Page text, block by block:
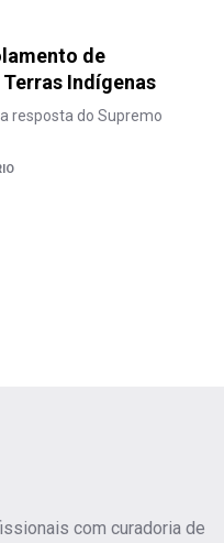
de
Indígenas
resposta do Supremo
com curadoria de